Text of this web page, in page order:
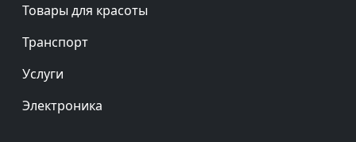
Товары для красоты
Транспорт
Услуги
Электроника